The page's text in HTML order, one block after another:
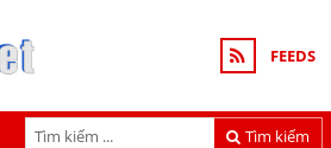
FEEDS
Tìm kiếm